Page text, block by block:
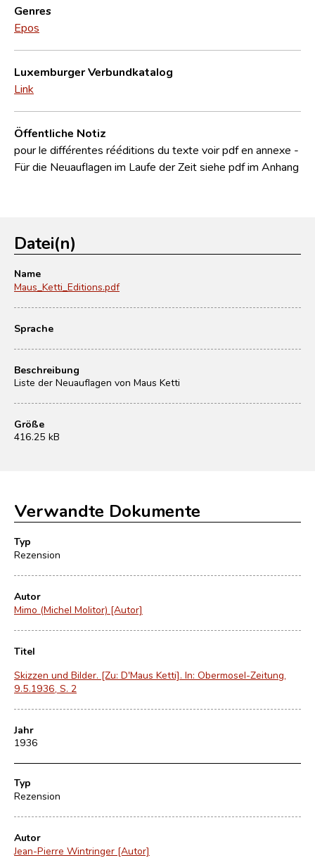
Genres
Epos
Luxemburger Verbundkatalog
Link
Öffentliche Notiz
pour le différentes rééditions du texte voir pdf en annexe -
Für die Neuauflagen im Laufe der Zeit siehe pdf im Anhang
Datei(n)
Name
Maus_Ketti_Editions.pdf
Sprache
Beschreibung
Liste der Neuauflagen von Maus Ketti
Größe
416.25 kB
Verwandte Dokumente
Typ
Rezension
Autor
Mimo (Michel Molitor) [Autor]
Titel
Skizzen und Bilder. [Zu: D'Maus Ketti]. In: Obermosel-Zeitung,
9.5.1936, S. 2
Jahr
1936
Typ
Rezension
Autor
Jean-Pierre Wintringer [Autor]